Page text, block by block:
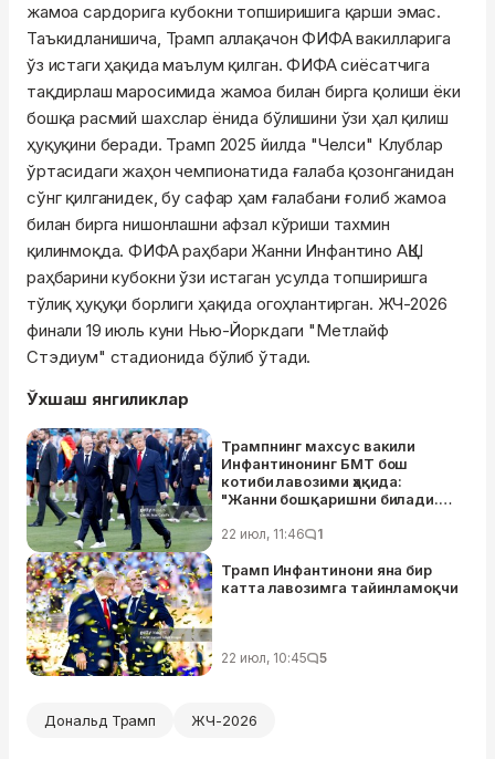
жамоа сардорига кубокни топширишига қарши эмас.
Таъкидланишича, Трамп аллақачон ФИФА вакилларига
ўз истаги ҳақида маълум қилган. ФИФА сиёсатчига
тақдирлаш маросимида жамоа билан бирга қолиши ёки
бошқа расмий шахслар ёнида бўлишини ўзи ҳал қилиш
ҳуқуқини беради. Трамп 2025 йилда "Челси" Клублар
ўртасидаги жаҳон чемпионатида ғалаба қозонганидан
сўнг қилганидек, бу сафар ҳам ғалабани ғолиб жамоа
билан бирга нишонлашни афзал кўриши тахмин
қилинмоқда. ФИФА раҳбари Жанни Инфантино АҚШ
раҳбарини кубокни ўзи истаган усулда топширишга
тўлиқ ҳуқуқи борлиги ҳақида огоҳлантирган. ЖЧ-2026
финали 19 июль куни Нью-Йоркдаги "Метлайф
Стэдиум" стадионида бўлиб ўтади.
Ўхшаш янгиликлар
Трампнинг махсус вакили
Инфантинонинг БМТ бош
котиби лавозими ҳақида:
"Жанни бошқаришни билади.
22 июл, 11:46 1
Трамп Инфантинони яна бир
катта лавозимга тайинламоқчи
22 июл, 10:45 5
Дональд Трамп ЖЧ-2026